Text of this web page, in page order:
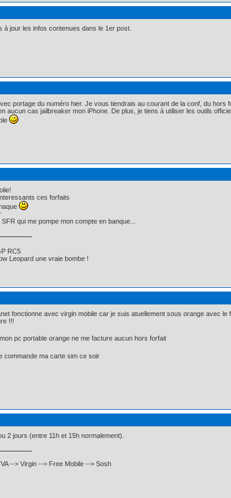
à jour les infos contenues dans le 1er post.
portage du numéro hier. Je vous tiendrais au courant de la conf, du hors
aucun cas jailbreaker mon iPhone. De plus, je tiens à utiliser les outils
ces forfaits
qui me pompe mon compte en banque...
RC5
Leopard une vraie bombe !
fonctionne avec virgin mobile car je suis atuellement sous orange avec
!!!
pc portable orange ne me facture aucun hors forfait
commande ma carte sim ce soir
2 jours (entre 11h et 15h normalement).
--> Virgin --> Free Mobile --> Sosh